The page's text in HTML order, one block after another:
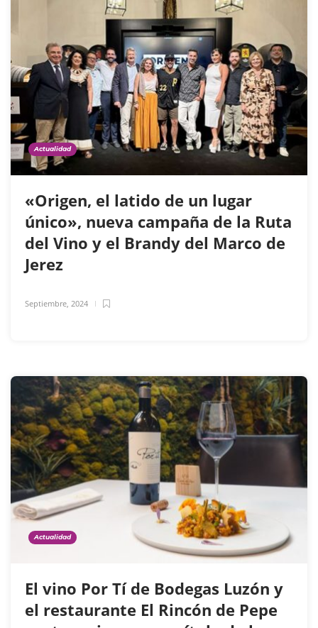
Actualidad
«Origen, el latido de un lugar
único», nueva campaña de la Ruta
del Vino y el Brandy del Marco de
Jerez
Septiembre, 2024
Actualidad
El vino Por Tí de Bodegas Luzón y
el restaurante El Rincón de Pepe